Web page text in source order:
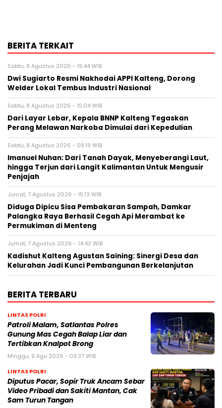
BERITA TERKAIT
Sabtu, 8 Agustus 2026 - 19:44 WIB
Dwi Sugiarto Resmi Nakhodai APPI Kalteng, Dorong
Welder Lokal Tembus Industri Nasional
Sabtu, 8 Agustus 2026 - 15:04 WIB
Dari Layar Lebar, Kepala BNNP Kalteng Tegaskan
Perang Melawan Narkoba Dimulai dari Kepedulian
Sabtu, 8 Agustus 2026 - 09:19 WIB
Imanuel Nuhan: Dari Tanah Dayak, Menyeberangi Laut,
hingga Terjun dari Langit Kalimantan Untuk Mengusir
Penjajah
Jumat, 7 Agustus 2026 - 15:13 WIB
Diduga Dipicu Sisa Pembakaran Sampah, Damkar
Palangka Raya Berhasil Cegah Api Merambat ke
Permukiman di Menteng
Jumat, 7 Agustus 2026 - 14:43 WIB
Kadishut Kalteng Agustan Saining: Sinergi Desa dan
Kelurahan Jadi Kunci Pembangunan Berkelanjutan
BERITA TERBARU
LINTAS POLRI
Patroli Malam, Satlantas Polres
Gunung Mas Cegah Balap Liar dan
Tertibkan Knalpot Brong
Minggu, 9 Agu 2026 - 09:37 WIB
LINTAS POLRI
Diputus Pacar, Sopir Truk Ancam Sebar
Video Pribadi dan Sakiti Mantan, Cak
Sam Turun Tangan